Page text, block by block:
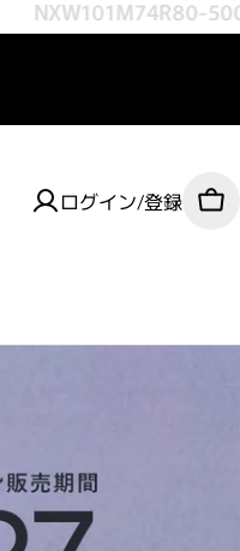
NXW101M74R80-500
ログイン/登録 カ